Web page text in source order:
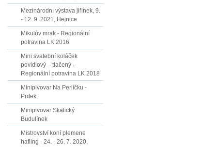
Mezinárodní výstava jiřinek, 9.
- 12. 9. 2021, Hejnice
Mikulův mrak - Regionální
potravina LK 2016
Mini svatební koláček
povidlový – tlačený -
Regionální potravina LK 2018
Minipivovar Na Perlíčku -
Prdek
Minipivovar Skalický
Budulínek
Mistrovství koní plemene
hafling - 24. - 26. 7. 2020,